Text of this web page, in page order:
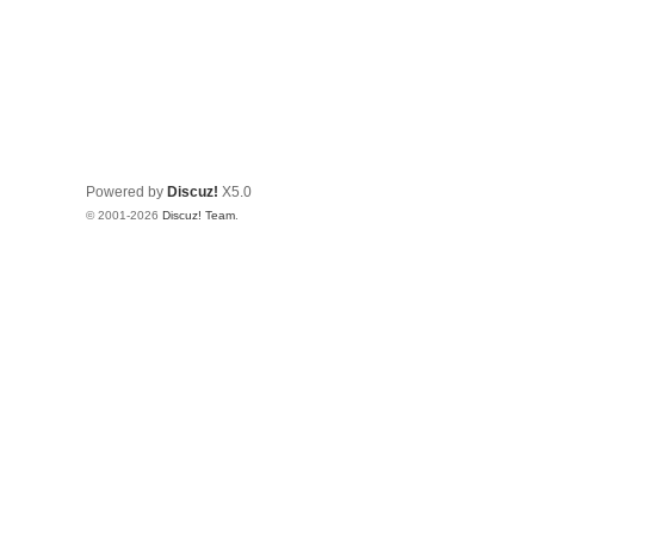
Powered by Discuz! X5.0
© 2001-2026 Discuz! Team